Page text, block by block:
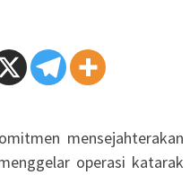
mensejahterakan
operasi katarak